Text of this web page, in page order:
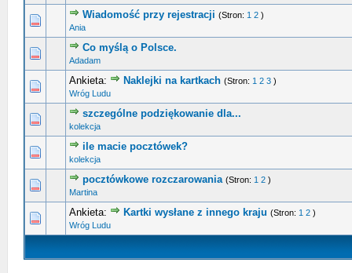
Wiadomość przy rejestracji (Stron: 1 2 )
Ania
0 głosów - średnia ocena: 0 na 5 gwiazdek
12 345
Co myślą o Polsce.
Adadam
0 głosów - średnia ocena: 0 na 5 gwiazdek
1234
Ankieta: Naklejki na kartkach (Stron: 1 2 3 )
Wróg Ludu
0 głosów - średnia ocena: 0 na 5 gwiazdek
12 345
szczególne podziękowanie dla...
kolekcja
0 głosów - średnia ocena: 0 na 5 gwiazdek
12345
ile macie pocztówek?
kolekcja
0 głosów - średnia ocena: 0 na 5 gwiazdek
12345
pocztówkowe rozczarowania (Stron: 1 2 )
Martina
0 głosów - średnia ocena: 0 na 5 gwiazdek
12345
Ankieta: Kartki wysłane z innego kraju (Stron: 1 2 )
Wróg Ludu
0 głosów - średnia ocena: 0 na 5 gwiazdek
12345